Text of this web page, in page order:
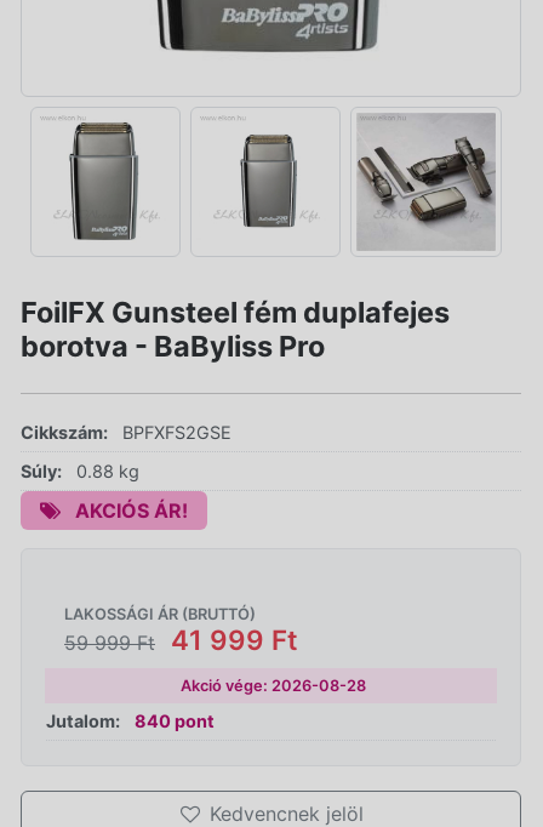
FoilFX Gunsteel fém duplafejes
borotva - BaByliss Pro
Cikkszám:
BPFXFS2GSE
Súly:
0.88 kg
AKCIÓS ÁR!
LAKOSSÁGI ÁR (BRUTTÓ)
59 999 Ft 41 999 Ft
Akció vége: 2026-08-28
Jutalom: 840 pont
Kedvencnek jelöl